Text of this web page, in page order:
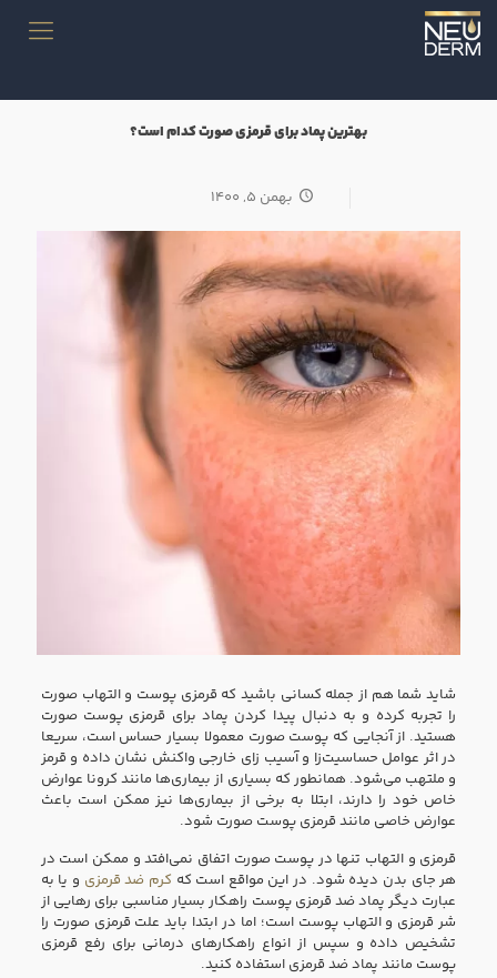
بهترین پماد برای قرمزی صورت کدام است؟
بهمن ۵, ۱۴۰۰
شاید شما هم از جمله کسانی باشید که قرمزی پوست و التهاب صورت
را تجربه کرده و به دنبال پیدا کردن پماد برای قرمزی پوست صورت
هستید. از آنجایی که پوست صورت معمولا بسیار حساس است، سریعا
در اثر عوامل حساسیت‌زا و آسیب زای خارجی واکنش نشان داده و قرمز
و ملتهب می‌شود. همانطور که بسیاری از بیماری‌ها مانند کرونا عوارض
خاص خود را دارند، ابتلا به برخی از بیماری‌ها نیز ممکن است باعث
عوارض خاصی مانند قرمزی پوست صورت شود.
قرمزی و التهاب تنها در پوست صورت اتفاق نمی‌افتد و ممکن است در
هر جای بدن دیده شود. در این مواقع است که کرم ضد قرمزی و یا به
عبارت دیگر پماد ضد قرمزی پوست راهکار بسیار مناسبی برای ر‌هایی از
شر قرمزی و التهاب پوست است؛ اما در ابتدا باید علت قرمزی صورت را
تشخیص داده و سپس از انواع راهکار‌های درمانی برای رفع قرمزی
پوست مانند پماد ضد قرمزی استفاده کنید.